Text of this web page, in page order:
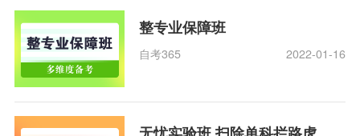
整专业保障班
自考365 2022-01-16